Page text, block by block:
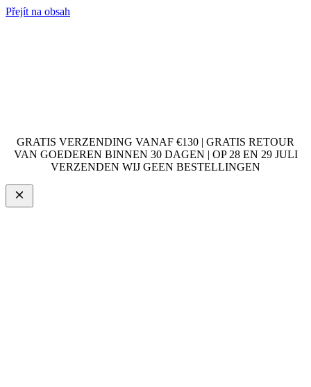
Přejít na obsah
GRATIS VERZENDING VANAF €130 | GRATIS RETOUR
VAN GOEDEREN BINNEN 30 DAGEN | OP 28 EN 29 JULI
VERZENDEN WIJ GEEN BESTELLINGEN